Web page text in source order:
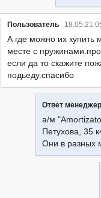
Пользователь 18.05.21
А где можно их купить
месте с
если да то скажите
подьеду.спасибо
Ответ
а/м
Петухова, 35
Они в разных